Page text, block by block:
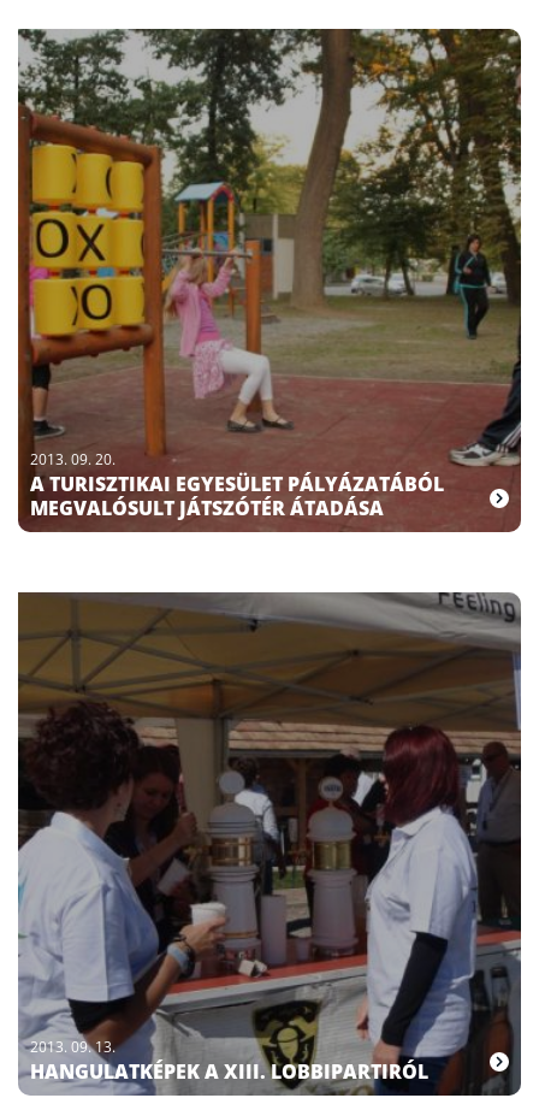
2013. 09. 20.
A TURISZTIKAI EGYESÜLET PÁLYÁZATÁBÓL
MEGVALÓSULT JÁTSZÓTÉR ÁTADÁSA
2013. 09. 13.
HANGULATKÉPEK A XIII. LOBBIPARTIRÓL